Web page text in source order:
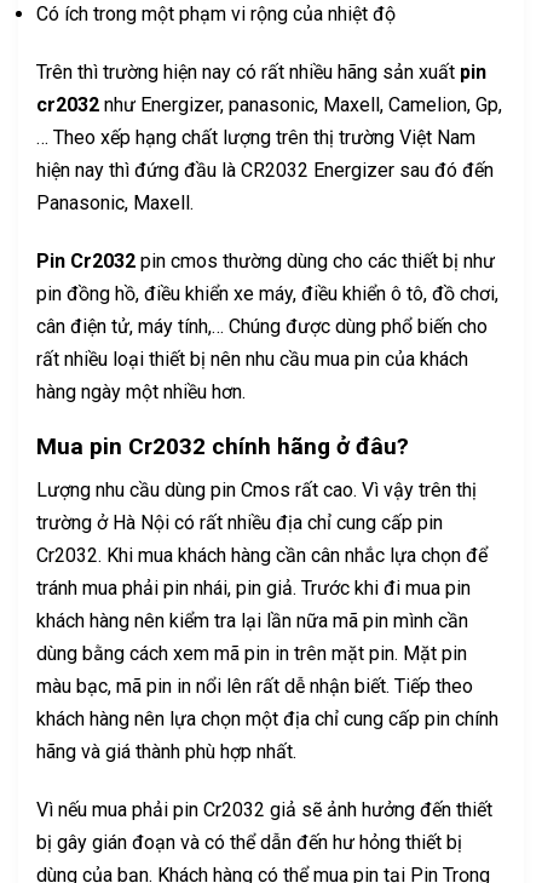
Có ích trong một phạm vi rộng của nhiệt độ
Trên thì trường hiện nay có rất nhiều hãng sản xuất pin
cr2032 như Energizer, panasonic, Maxell, Camelion, Gp,
… Theo xếp hạng chất lượng trên thị trường Việt Nam
hiện nay thì đứng đầu là CR2032 Energizer sau đó đến
Panasonic, Maxell.
Pin Cr2032 pin cmos thường dùng cho các thiết bị như
pin đồng hồ, điều khiển xe máy, điều khiển ô tô, đồ chơi,
cân điện tử, máy tính,… Chúng được dùng phổ biến cho
rất nhiều loại thiết bị nên nhu cầu mua pin của khách
hàng ngày một nhiều hơn.
Mua pin Cr2032 chính hãng ở đâu?
Lượng nhu cầu dùng pin Cmos rất cao. Vì vậy trên thị
trường ở Hà Nội có rất nhiều địa chỉ cung cấp pin
Cr2032. Khi mua khách hàng cần cân nhắc lựa chọn để
tránh mua phải pin nhái, pin giả. Trước khi đi mua pin
khách hàng nên kiểm tra lại lần nữa mã pin mình cần
dùng bằng cách xem mã pin in trên mặt pin. Mặt pin
màu bạc, mã pin in nổi lên rất dễ nhận biết. Tiếp theo
khách hàng nên lựa chọn một địa chỉ cung cấp pin chính
hãng và giá thành phù hợp nhất.
Vì nếu mua phải pin Cr2032 giả sẽ ảnh hưởng đến thiết
bị gây gián đoạn và có thể dẫn đến hư hỏng thiết bị
dùng của bạn. Khách hàng có thể mua pin tại Pin Trọng